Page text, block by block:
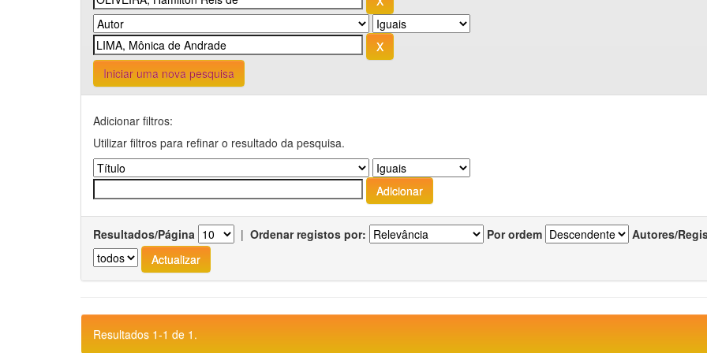
Iniciar uma nova pesquisa
Adicionar filtros:
Utilizar filtros para refinar o resultado da pesquisa.
Resultados/Página | Ordenar registos por: Por ordem Autores/
Resultados 1-1 de 1.